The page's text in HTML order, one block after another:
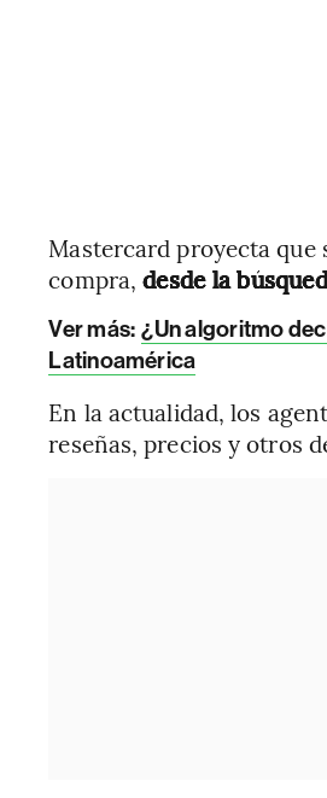
Mastercard proyecta que
compra,desde la
Ver más: ¿Un algoritmo
Latinoamérica
En la actualidad, los
reseñas, precios y otros